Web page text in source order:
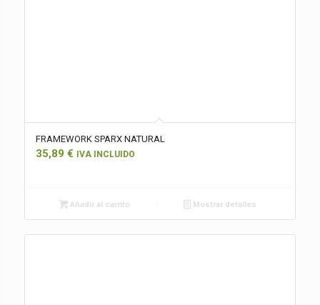
FRAMEWORK SPARX NATURAL
35,89 € IVA INCLUIDO
Añadir al carrito Mostrar detalles